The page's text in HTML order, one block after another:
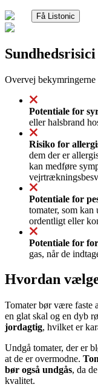
Få Listonic
Sundhedsrisici
Overvej bekymringerne
Potentiale for
eller halsbrand
Risiko for
dem der er
kan medføre
Potentiale for
tomater, som kan
ordentligt eller
Potentiale for
gas, når de
Hvordan
Tomater bør være faste
en glat skal og en dyb
jordagtig, hvilket er
Undgå tomater, der er
at de er overmodne.
bør også undgås, da
kvalitet.